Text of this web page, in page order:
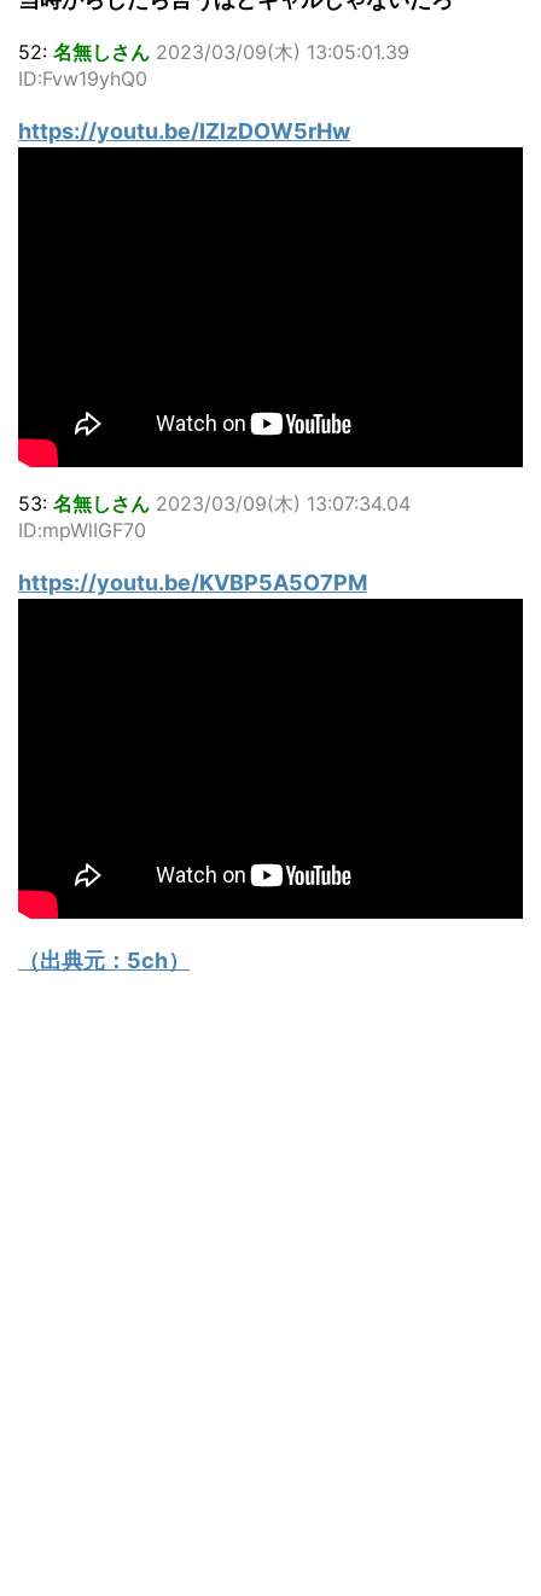
52: 名無しさん 2023/03/09(木) 13:05:01.39
ID:Fvw19yhQ0
https://youtu.be/IZlzDOW5rHw
53: 名無しさん 2023/03/09(木) 13:07:34.04
ID:mpWlIGF70
https://youtu.be/KVBP5A5O7PM
（出典元： 5ch）